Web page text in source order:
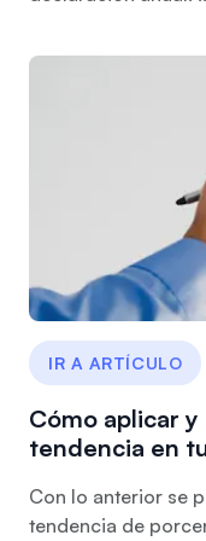
IR A ARTÍCULO
Cómo aplicar
tendencia en
Con lo anterior se
tendencia de